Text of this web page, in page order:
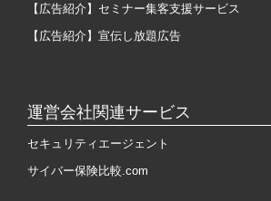
【広告紹介】セミナー集客支援サービス
【広告紹介】宣伝し放題広告
運営会社関連サービス
セキュリティエージェント
サイバー保険比較.com